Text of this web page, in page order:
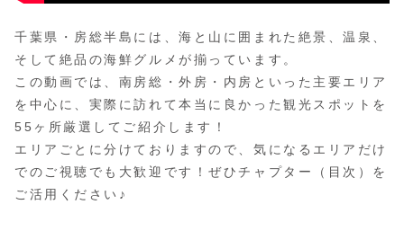
千葉県・房総半島には、海と山に囲まれた絶景、温泉、
そして絶品の海鮮グルメが揃っています。
この動画では、南房総・外房・内房といった主要エリア
を中心に、実際に訪れて本当に良かった観光スポットを
55ヶ所厳選してご紹介します！
エリアごとに分けておりますので、気になるエリアだけ
でのご視聴でも大歓迎です！ぜひチャプター（目次）を
ご活用ください♪